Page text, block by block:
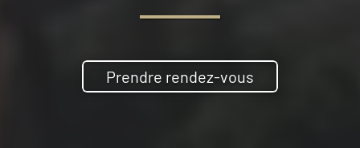
Prendre rendez-vous